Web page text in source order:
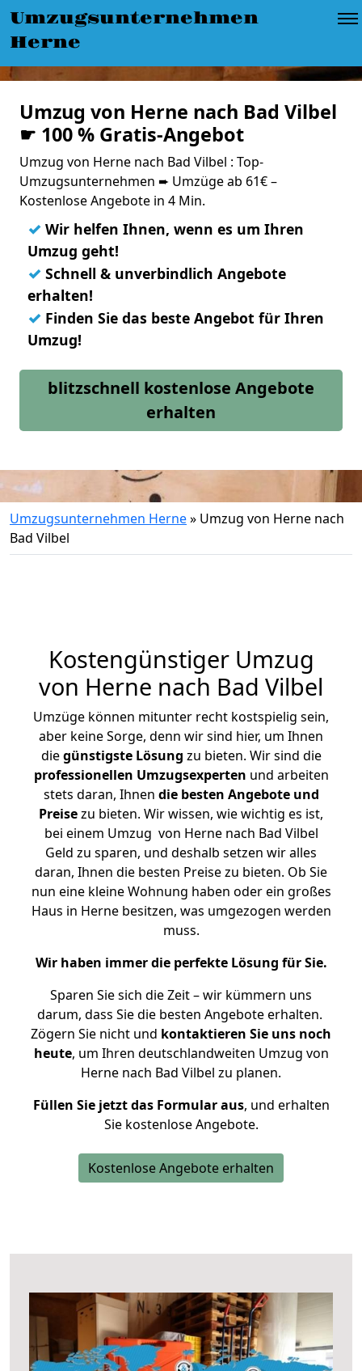
Umzugsunternehmen
Herne
Umzug von Herne nach Bad Vilbel
☛ 100 % Gratis-Angebot
Umzug von Herne nach Bad Vilbel : Top-
Umzugsunternehmen ➨ Umzüge ab 61€ –
Kostenlose Angebote in 4 Min.
✓ Wir helfen Ihnen, wenn es um Ihren
Umzug geht!
✓ Schnell & unverbindlich Angebote
erhalten!
✓ Finden Sie das beste Angebot für Ihren
Umzug!
blitzschnell kostenlose Angebote
erhalten
Umzugsunternehmen Herne» Umzug von Herne nach
Bad Vilbel
Kostengünstiger Umzug
von Herne nach Bad Vilbel
Umzüge können mitunter recht kostspielig sein,
aber keine Sorge, denn wir sind hier, um Ihnen
diegünstigste Lösung zu bieten. Wir sind die
professionellen Umzugsexperten und arbeiten
stets daran, Ihnen die besten Angebote und
Preisezu bieten. Wir wissen, wie wichtig es ist,
bei einem Umzug von Herne nach Bad Vilbel
Geld zu sparen, und deshalb setzen wir alles
daran, Ihnen die besten Preise zu bieten. Ob Sie
nun eine kleine Wohnung haben oder ein großes
Haus in Herne besitzen, was umgezogen werden
muss.
Wir haben immer die perfekte Lösung für Sie.
Sparen Sie sich die Zeit – wir kümmern uns
darum, dass Sie die besten Angebote erhalten.
Zögern Sie nicht und kontaktieren Sie uns noch
heute, um Ihren deutschlandweiten Umzug von
Herne nach Bad Vilbel zu planen.
Füllen Sie jetzt das Formular aus, und erhalten
Sie kostenlose Angebote.
Kostenlose Angebote erhalten